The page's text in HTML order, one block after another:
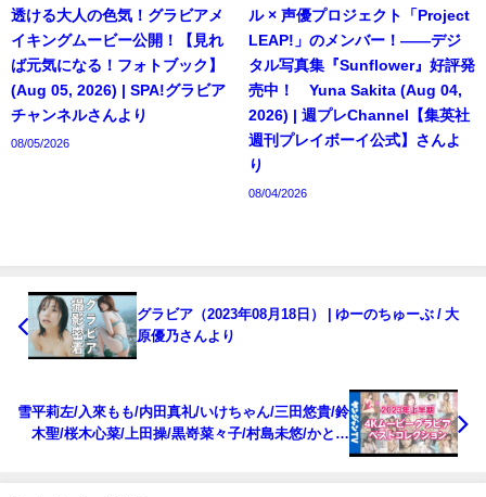
透ける大人の色気！グラビアメ
イキングムービー公開！【見れ
ば元気になる！フォトブック】
(Aug 05, 2026) | SPA!グラビア
チャンネルさんより
08/05/2026
ル × 声優プロジェクト「Project
LEAP!」のメンバー！――デジ
タル写真集『Sunflower』好評発
売中！ Yuna Sakita (Aug 04,
2026) | 週プレChannel【集英社
週刊プレイボーイ公式】さんよ
り
08/04/2026
グラビア（2023年08月18日） | ゆーのちゅーぶ / 大
原優乃さんより
雪平莉左/入來もも/内田真礼/いけちゃん/三田悠貴/鈴
木聖/桜木心菜/上田操/黒嵜菜々子/村島未悠/かとゆ